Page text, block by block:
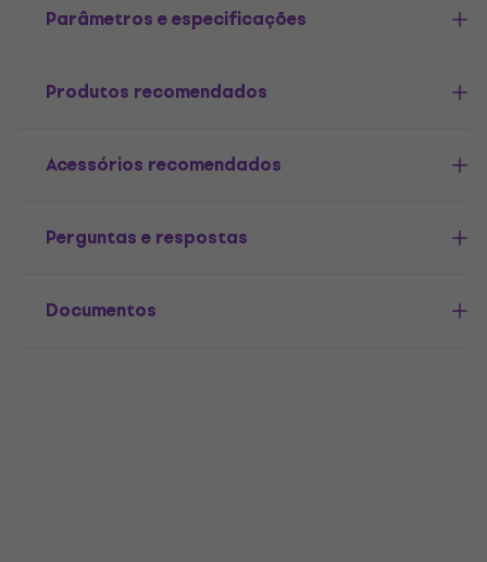
Parâmetros e especificações
Produtos recomendados
Acessórios recomendados
Perguntas e respostas
Documentos